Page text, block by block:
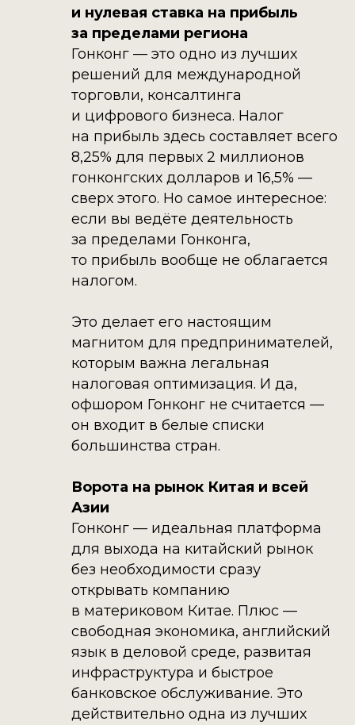
и нулевая ставка на прибыль
за пределами региона
Гонконг — это одно из лучших
решений для международной
торговли, консалтинга
и цифрового бизнеса. Налог
на прибыль здесь составляет всего
8,25% для первых 2 миллионов
гонконгских долларов и 16,5% —
сверх этого. Но самое интересное:
если вы ведёте деятельность
за пределами Гонконга,
то прибыль вообще не облагается
налогом.
Это делает его настоящим
магнитом для предпринимателей,
которым важна легальная
налоговая оптимизация. И да,
офшором Гонконг не считается —
он входит в белые списки
большинства стран.
Ворота на рынок Китая и всей
Азии
Гонконг — идеальная платформа
для выхода на китайский рынок
без необходимости сразу
открывать компанию
в материковом Китае. Плюс —
свободная экономика, английский
язык в деловой среде, развитая
инфраструктура и быстрое
банковское обслуживание. Это
действительно одна из лучших